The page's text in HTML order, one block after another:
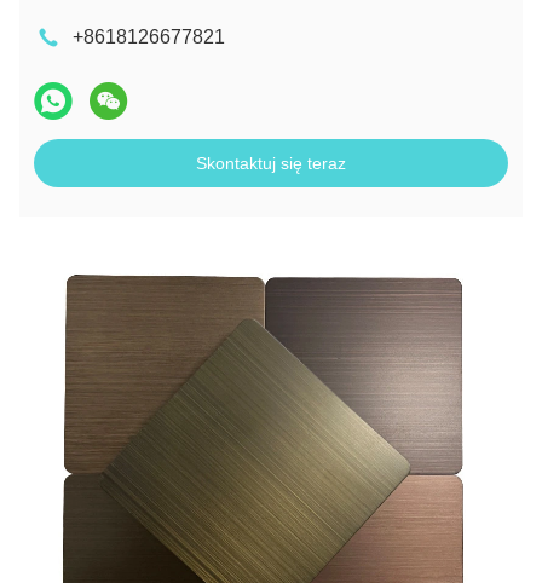
+8618126677821
Skontaktuj się teraz